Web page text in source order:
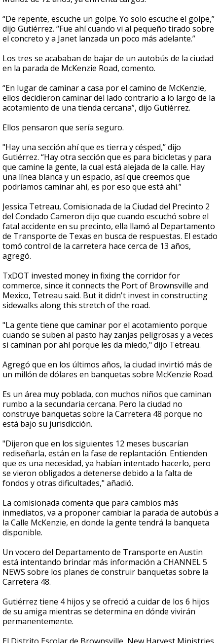
“De repente, escuche un golpe. Yo solo escuche el golpe,”
dijo Gutiérrez. “Fue ahí cuando vi al pequeño tirado sobre
el concreto y a Janet lanzada un poco más adelante.”
Los tres se acababan de bajar de un autobús de la ciudad
en la parada de McKenzie Road, comento.
“En lugar de caminar a casa por el camino de McKenzie,
ellos decidieron caminar del lado contrario a lo largo de la
acotamiento de una tienda cercana”, dijo Gutiérrez.
Ellos pensaron que sería seguro.
"Hay una sección ahí que es tierra y césped,” dijo
Gutiérrez. “Hay otra sección que es para bicicletas y para
que camine la gente, la cual está alejada de la calle. Hay
una línea blanca y un espacio, así que creemos que
podríamos caminar ahí, es por eso que está ahí.”
Jessica Tetreau, Comisionada de la Ciudad del Precinto 2
del Condado Cameron dijo que cuando escuchó sobre el
fatal accidente en su precinto, ella llamó al Departamento
de Transporte de Texas en busca de respuestas. El estado
tomó control de la carretera hace cerca de 13 años,
agregó.
TxDOT invested money in fixing the corridor for
commerce, since it connects the Port of Brownsville and
Mexico, Tetreau said. But it didn't invest in constructing
sidewalks along this stretch of the road.
"La gente tiene que caminar por el acotamiento porque
cuando se suben al pasto hay zanjas peligrosas y a veces
si caminan por ahí porque les da miedo," dijo Tetreau.
Agregó que en los últimos años, la ciudad invirtió más de
un millón de dólares en banquetas sobre McKenzie Road.
Es un área muy poblada, con muchos niños que caminan
rumbo a la secundaria cercana. Pero la ciudad no
construye banquetas sobre la Carretera 48 porque no
está bajo su jurisdicción.
"Dijeron que en los siguientes 12 meses buscarían
rediseñarla, están en la fase de replantación. Entienden
que es una necesidad, ya habían intentado hacerlo, pero
se vieron obligados a detenerse debido a la falta de
fondos y otras dificultades," añadió.
La comisionada comenta que para cambios más
inmediatos, va a proponer cambiar la parada de autobús a
la Calle McKenzie, en donde la gente tendrá la banqueta
disponible.
Un vocero del Departamento de Transporte en Austin
está intentando brindar más información a CHANNEL 5
NEWS sobre los planes de construir banquetas sobre la
Carretera 48.
Gutiérrez tiene 4 hijos y se ofreció a cuidar de los 6 hijos
de su amiga mientras se determina en dónde vivirán
permanentemente.